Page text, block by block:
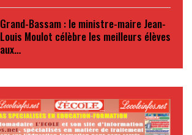
Grand-Bassam : le ministre-maire Jean-
Louis Moulot célèbre les meilleurs élèves
aux…